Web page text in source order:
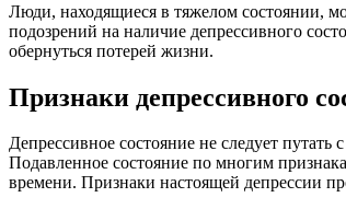
Люди, находящиеся в тяжелом состоянии,
подозрений на наличие депрессивного
обернуться потерей жизни.
Признаки депрессивного
Депрессивное состояние не следует
Подавленное состояние по многим
времени. Признаки настоящей депрессии